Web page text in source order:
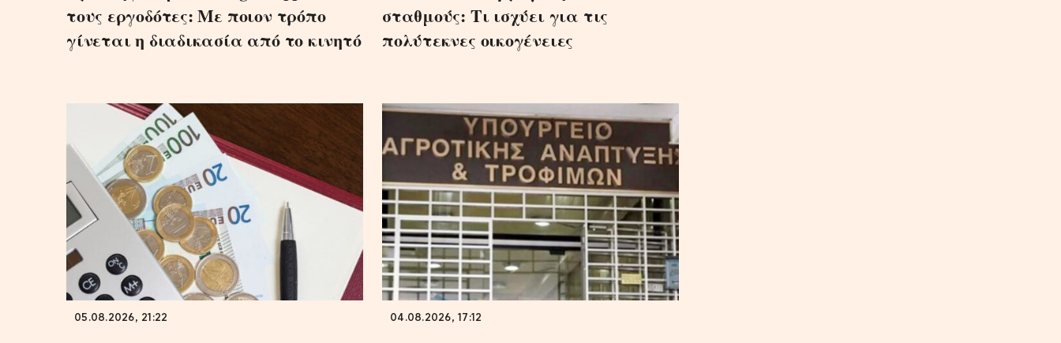
τους εργοδότες: Με ποιον τρόπο
γίνεται η διαδικασία από το κινητό
σταθμούς: Τι ισχύει για τις
πολύτεκνες οικογένειες
05.08.2026, 21:22 04.08.2026, 17:12